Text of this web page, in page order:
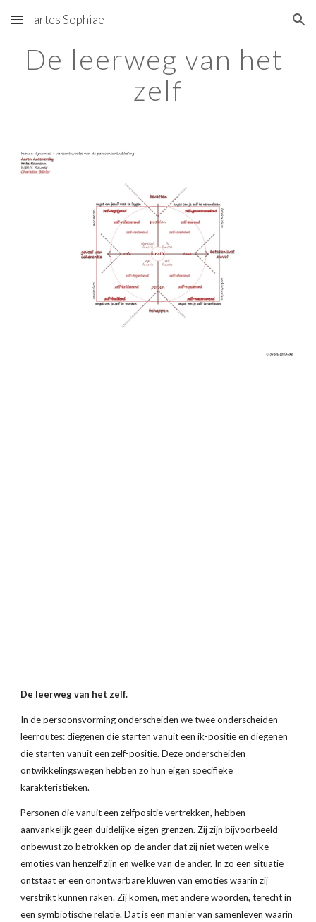
Skip to main content Skip to navigation
artes Sophiae
De leerweg van het
zelf
De leerweg van het zelf.
In de persoonsvorming onderscheiden we twee onderscheiden
leerroutes: diegenen die starten vanuit een ik-positie en diegenen
die starten vanuit een zelf-positie. Deze onderscheiden
ontwikkelingswegen hebben zo hun eigen specifieke
karakteristieken.
Personen die vanuit een zelfpositie vertrekken, hebben
aanvankelijk geen duidelijke eigen grenzen. Zij zijn bijvoorbeeld
onbewust zo betrokken op de ander dat zij niet weten welke
emoties van henzelf zijn en welke van de ander. In zo een situatie
ontstaat er een onontwarbare kluwen van emoties waarin zij
verstrikt kunnen raken. Zij komen, met andere woorden, terecht in
een symbiotische relatie. Dat is een manier van samenleven waarin